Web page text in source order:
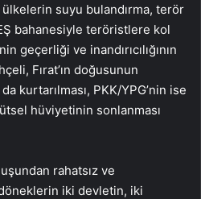
ülkelerin suyu bulandırma, terör
bahanesiyle teröristlere kol
geçerliği ve inandırıcılığının
Fırat’ın doğusunun
kurtarılması, PKK/YPG’nin ise
hüviyetinin sonlanması
rahatsız ve
iki devletin, iki